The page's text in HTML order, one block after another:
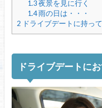
1.3夜景を見に行く
1.4雨の日は・・・
2 ドライブデートに持っ
ドライブデートに